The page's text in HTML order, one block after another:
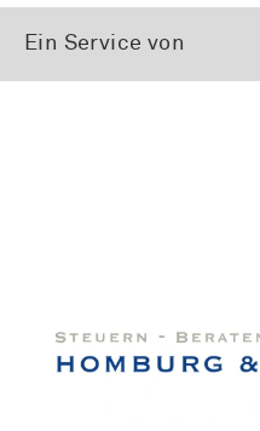
Ein Service von